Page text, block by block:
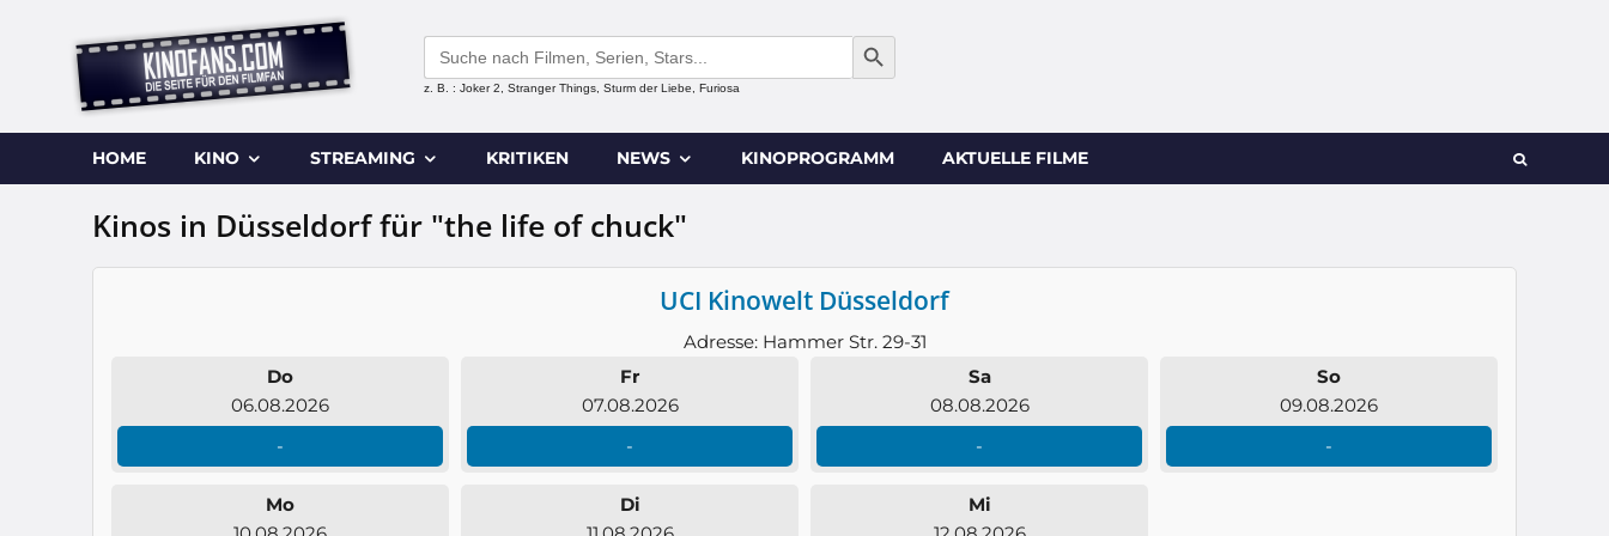
Search
for:
SEARCH BUTTON
z. B. : Joker 2, Stranger Things, Sturm der Liebe, Furiosa
HOME KINO STREAMING KRITIKEN NEWS KINOPROGRAMM AKTUELLE FILME
Kinos in Düsseldorf für "the life of chuck"
UCI Kinowelt Düsseldorf
Adresse: Hammer Str. 29-31
Do
06.08.2026
-
Fr
07.08.2026
-
Sa
08.08.2026
-
So
09.08.2026
-
Mo
Di
Mi